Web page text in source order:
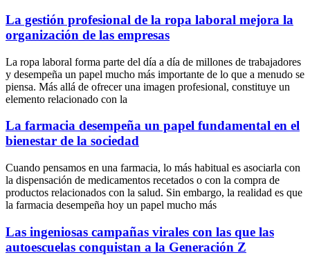
La gestión profesional de la ropa laboral mejora la
organización de las empresas
La ropa laboral forma parte del día a día de millones de trabajadores
y desempeña un papel mucho más importante de lo que a menudo se
piensa. Más allá de ofrecer una imagen profesional, constituye un
elemento relacionado con la
La farmacia desempeña un papel fundamental en el
bienestar de la sociedad
Cuando pensamos en una farmacia, lo más habitual es asociarla con
la dispensación de medicamentos recetados o con la compra de
productos relacionados con la salud. Sin embargo, la realidad es que
la farmacia desempeña hoy un papel mucho más
Las ingeniosas campañas virales con las que las
autoescuelas conquistan a la Generación Z